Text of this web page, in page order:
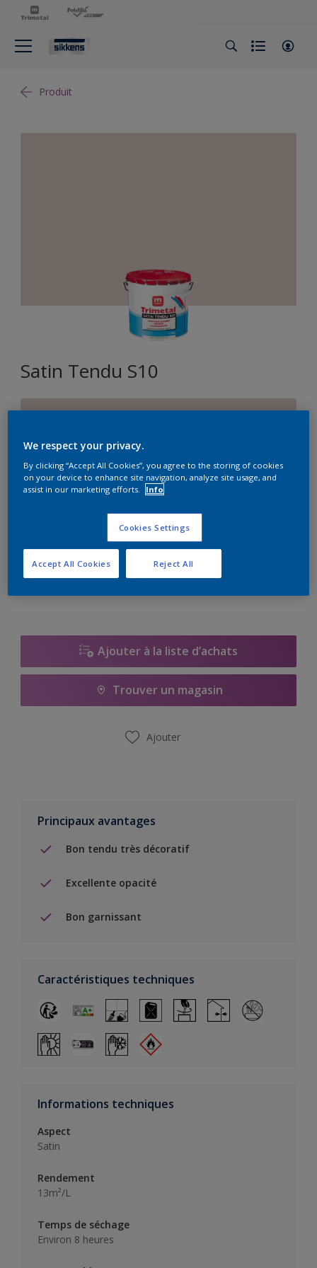
Produit
Satin Tendu S10
Format
1L 2,5L
Ajouter à la liste d’achats
Trouver un magasin
Ajouter
Principaux avantages
Bon tendu très décoratif
Excellente opacité
Bon garnissant
Caractéristiques techniques
Informations techniques
Aspect
Satin
Rendement
13m²/L
Temps de séchage
Environ 8 heures
We respect your privacy.
By clicking “Accept All Cookies”, you agree to the storing of cookies
on your device to enhance site navigation, analyze site usage, and
assist in our marketing efforts.
Info
Cookies Settings
Reject All
Accept All Cookies